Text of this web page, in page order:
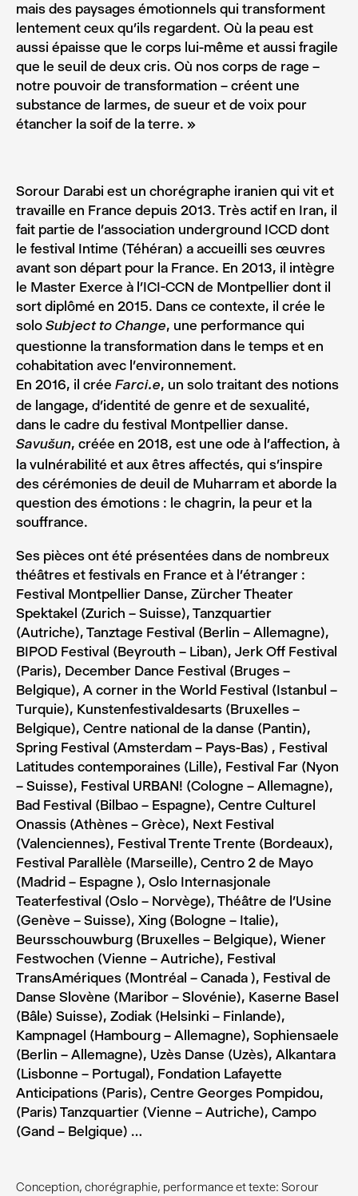
Conception, chorégraphie, performance et texte: Sorour
mais des paysages émotionnels qui transforment
lentement ceux qu’ils regardent. Où la peau est
aussi épaisse que le corps lui-même et aussi fragile
que le seuil de deux cris. Où nos corps de rage –
notre pouvoir de transformation – créent une
substance de larmes, de sueur et de voix pour
étancher la soif de la terre. »
Sorour Darabi est un chorégraphe iranien qui vit et
travaille en France depuis 2013. Très actif en Iran, il
fait partie de l’association underground ICCD dont
le festival Intime (Téhéran) a accueilli ses œuvres
avant son départ pour la France. En 2013, il intègre
le Master Exerce à l’ICI-CCN de Montpellier dont il
sort diplômé en 2015. Dans ce contexte, il crée le
solo Subject to Change, une performance qui
questionne la transformation dans le temps et en
cohabitation avec l’environnement.
En 2016, il crée Farci.e, un solo traitant des notions
de langage, d’identité de genre et de sexualité,
dans le cadre du festival Montpellier danse.
Savušun, créée en 2018, est une ode à l’affection, à
la vulnérabilité et aux êtres affectés, qui s’inspire
des cérémonies de deuil de Muharram et aborde la
question des émotions : le chagrin, la peur et la
souffrance.
Ses pièces ont été présentées dans de nombreux
théâtres et festivals en France et à l’étranger :
Festival Montpellier Danse, Zürcher Theater
Spektakel (Zurich – Suisse), Tanzquartier
(Autriche), Tanztage Festival (Berlin – Allemagne),
BIPOD Festival (Beyrouth – Liban), Jerk Off Festival
(Paris), December Dance Festival (Bruges –
Belgique), A corner in the World Festival (Istanbul –
Turquie), Kunstenfestivaldesarts (Bruxelles –
Belgique), Centre national de la danse (Pantin),
Spring Festival (Amsterdam – Pays-Bas) , Festival
Latitudes contemporaines (Lille), Festival Far (Nyon
– Suisse), Festival URBAN! (Cologne – Allemagne),
Bad Festival (Bilbao – Espagne), Centre Culturel
Onassis (Athènes – Grèce), Next Festival
(Valenciennes), Festival Trente Trente (Bordeaux),
Festival Parallèle (Marseille), Centro 2 de Mayo
(Madrid – Espagne ), Oslo Internasjonale
Teaterfestival (Oslo – Norvège), Théâtre de l’Usine
(Genève – Suisse), Xing (Bologne – Italie),
Beursschouwburg (Bruxelles – Belgique), Wiener
Festwochen (Vienne – Autriche), Festival
TransAmériques (Montréal – Canada ), Festival de
Danse Slovène (Maribor – Slovénie), Kaserne Basel
(Bâle) Suisse), Zodiak (Helsinki – Finlande),
Kampnagel (Hambourg – Allemagne), Sophiensaele
(Berlin – Allemagne), Uzès Danse (Uzès), Alkantara
(Lisbonne – Portugal), Fondation Lafayette
Anticipations (Paris), Centre Georges Pompidou,
(Paris) Tanzquartier (Vienne – Autriche), Campo
(Gand – Belgique) …